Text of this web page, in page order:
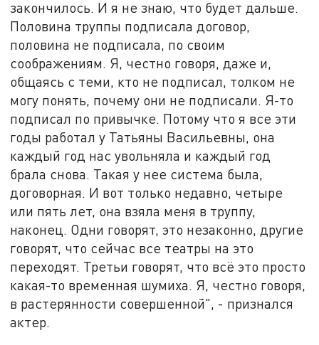
закончилось. И я не знаю, что будет дальше.
Половина труппы подписала договор,
половина не подписала, по своим
соображениям. Я, честно говоря, даже и,
общаясь с теми, кто не подписал, толком не
могу понять, почему они не подписали. Я-то
подписал по привычке. Потому что я все эти
годы работал у Татьяны Васильевны, она
каждый год нас увольняла и каждый год
брала снова. Такая у нее система была,
договорная. И вот только недавно, четыре
или пять лет, она взяла меня в труппу,
наконец. Одни говорят, это незаконно, другие
говорят, что сейчас все театры на это
переходят. Третьи говорят, что всё это просто
какая-то временная шумиха. Я, честно говоря,
в растерянности совершенной", - признался
актер.